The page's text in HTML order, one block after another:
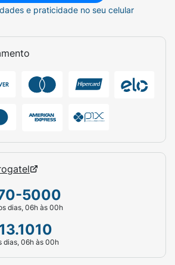
e praticidade no seu celular
5000
dias, 06h às 00h
dias, 06h às 00h